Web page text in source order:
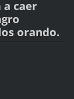
a caer
orando.